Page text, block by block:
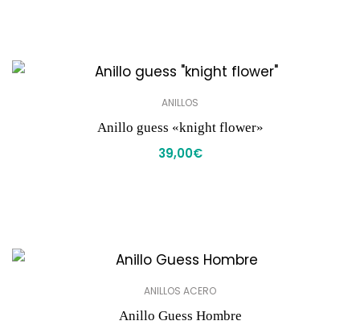
ANILLOS
Anillo guess «knight flower»
39,00€
ANILLOS ACERO
Anillo Guess Hombre